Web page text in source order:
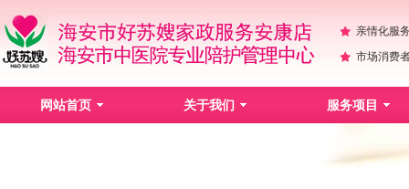
亲情化服
市场消费
网站首页 关于我们 服务项目